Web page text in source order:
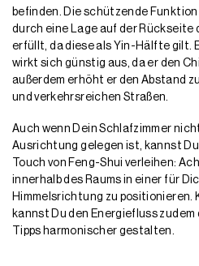
befinden. Die schützende
durch eine Lage auf der Rückseite
erfüllt, da diese als Yin-Hälfte gilt.
wirkt sich günstig aus, da er den
außerdem erhöht er den Abstand
und verkehrsreichen Straßen.
Auch wenn Dein Schlafzimmer
Ausrichtung gelegen ist, kannst
Touch von Feng-Shui verleihen:
innerhalb des Raums in einer für
Himmelsrichtung zu positionieren.
kannst Du den Energiefluss
Tipps harmonischer gestalten.